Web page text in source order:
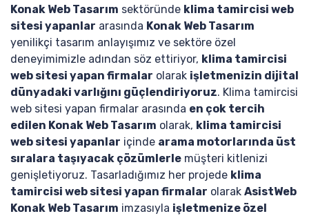
Konak Web Tasarım sektöründe klima tamircisi web
sitesi yapanlar arasında Konak Web Tasarım
yenilikçi tasarım anlayışımız ve sektöre özel
deneyimimizle adından söz ettiriyor, klima tamircisi
web sitesi yapan firmalar olarak işletmenizin dijital
dünyadaki varlığını güçlendiriyoruz. Klima tamircisi
web sitesi yapan firmalar arasında en çok tercih
edilen Konak Web Tasarım olarak, klima tamircisi
web sitesi yapanlar içinde arama motorlarında üst
sıralara taşıyacak çözümlerle müşteri kitlenizi
genişletiyoruz. Tasarladığımız her projede klima
tamircisi web sitesi yapan firmalar olarak AsistWeb
Konak Web Tasarım imzasıyla işletmenize özel